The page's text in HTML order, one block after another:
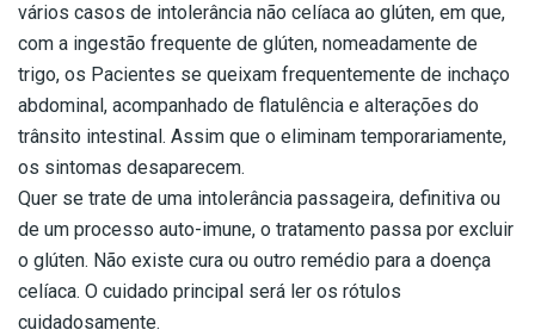
vários casos de intolerância não celíaca ao glúten, em que,
com a ingestão frequente de glúten, nomeadamente de
trigo, os Pacientes se queixam frequentemente de inchaço
abdominal, acompanhado de flatulência e alterações do
trânsito intestinal. Assim que o eliminam temporariamente,
os sintomas desaparecem.
Quer se trate de uma intolerância passageira, definitiva ou
de um processo auto-imune, o tratamento passa por excluir
o glúten. Não existe cura ou outro remédio para a doença
celíaca. O cuidado principal será ler os rótulos
cuidadosamente.